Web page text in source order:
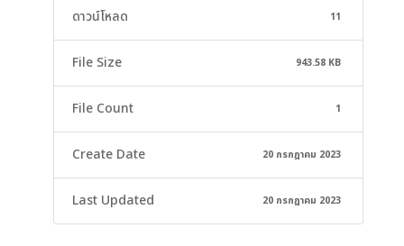
ดาวน์โหลด 11
File Size 943.58 KB
File Count 1
Create Date 20 กรกฎาคม 2023
Last Updated 20 กรกฎาคม 2023